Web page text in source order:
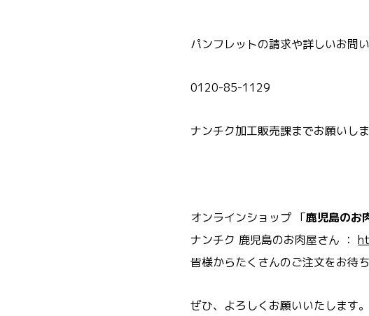
パンフレットの請求や詳しいお問
0120-85-1129
ナンチク加工販売課までお願いしま
オンラインショップ 「鹿児島のお
ナンチク 鹿児島のお肉屋さん ：
皆様からたくさんのご注文をお待
ぜひ、よろしくお願いいたします。